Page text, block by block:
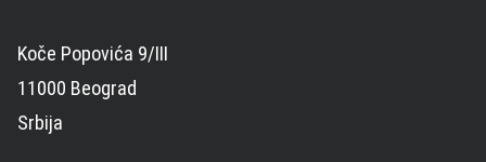
Koče Popovića 9/III
11000 Beograd
Srbija